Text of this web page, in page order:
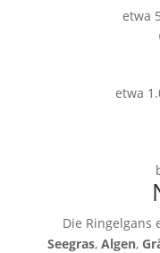
etwa
etwa
Die Ringelgans
Seegras,Algen,